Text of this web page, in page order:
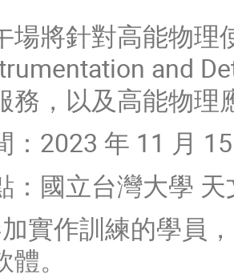
場將針對高能物理
and
務，以及高能物理
：2023 年 11 月
：國立台灣大學
實作訓練的學員
。